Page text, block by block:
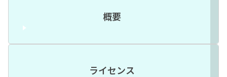
概要
ライセンス